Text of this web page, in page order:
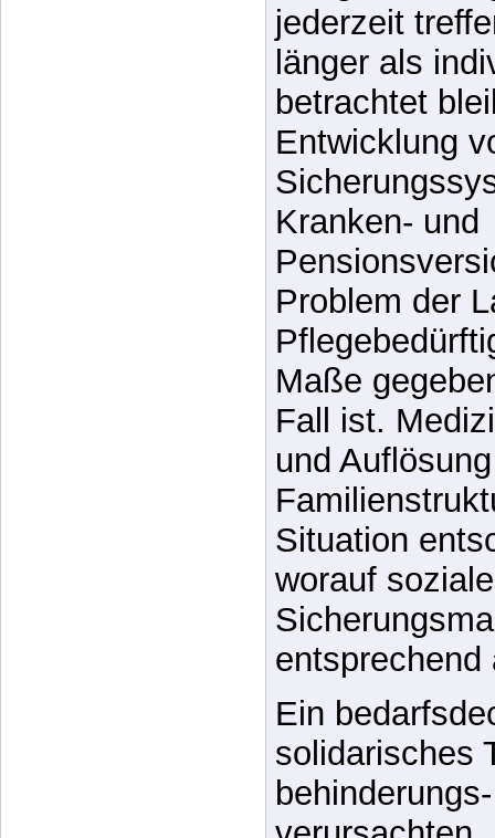
Armut,
jederzeit
länger als
betrachtet
Entwicklung
Kranken- und
Problem der
Maße
Fall ist.
und
Situation
worauf soziale
entsprechend